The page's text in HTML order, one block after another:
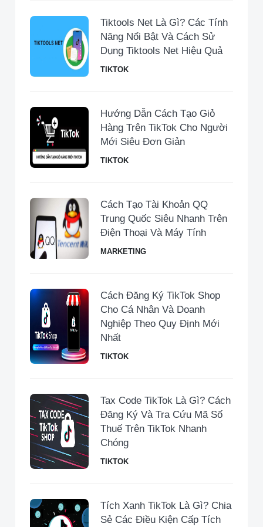
Tiktools Net Là Gì? Các Tính
Năng Nổi Bật Và Cách Sử
Dụng Tiktools Net Hiệu Quả
TIKTOK
Hướng Dẫn Cách Tạo Giỏ
Hàng Trên TikTok Cho Người
Mới Siêu Đơn Giản
TIKTOK
Cách Tạo Tài Khoản QQ
Trung Quốc Siêu Nhanh Trên
Điện Thoại Và Máy Tính
MARKETING
Cách Đăng Ký TikTok Shop
Cho Cá Nhân Và Doanh
Nghiệp Theo Quy Định Mới
Nhất
TIKTOK
Tax Code TikTok Là Gì? Cách
Đăng Ký Và Tra Cứu Mã Số
Thuế Trên TikTok Nhanh
Chóng
TIKTOK
Tích Xanh TikTok Là Gì? Chia
Sẻ Các Điều Kiện Cấp Tích